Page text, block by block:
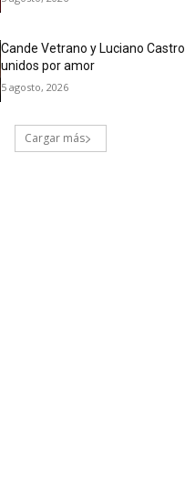
Cande Vetrano y Luciano Castro
unidos por amor
5 agosto, 2026
Cargar más